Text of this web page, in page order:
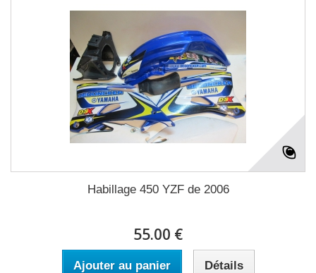
Habillage 450 YZF de 2006
55.00 €
Ajouter au panier Détails